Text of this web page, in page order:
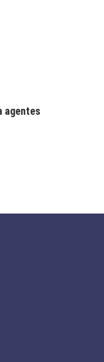
agentes